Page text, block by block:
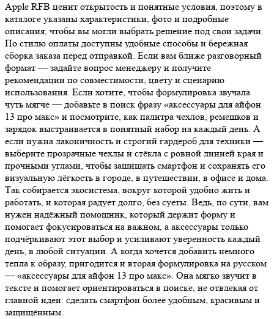
Apple RFB ценит открытость и понятные условия, поэтому в
каталоге указаны характеристики, фото и подробные
описания, чтобы вы могли выбрать решение под свои задачи.
По стилю оплаты доступны удобные способы и бережная
сборка заказа перед отправкой. Если вам ближе разговорный
формат — задайте вопрос менеджеру и получите
рекомендации по совместимости, цвету и сценарию
использования. Если хотите, чтобы формулировка звучала
чуть мягче — добавьте в поиск фразу «аксессуары для айфон
13 про макс» и посмотрите, как палитра чехлов, ремешков и
зарядок выстраивается в понятный набор на каждый день. А
если нужна лаконичность и строгий гардероб для техники —
выберите прозрачные чехлы и стёкла с ровной линией края и
прочными углами, чтобы защищать смартфон и сохранять его
визуальную лёгкость в городе, в путешествии, в офисе и дома.
Так собирается экосистема, вокруг которой удобно жить и
работать, и которая радует долго, без суеты. Ведь, по сути, вам
нужен надёжный помощник, который держит форму и
помогает фокусироваться на важном, а аксессуары только
подчёркивают этот выбор и усиливают уверенность каждый
день, в любой ситуации. А когда хочется добавить немного
тепла к образу, пригодится и вторая формулировка на русском
— «аксессуары для айфон 13 про макс». Она мягко звучит в
тексте и помогает ориентироваться в поиске, не отвлекая от
главной идеи: сделать смартфон более удобным, красивым и
защищённым.